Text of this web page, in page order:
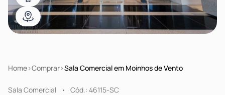
Home Comprar Sala Comercial em Moinhos de Vento
Sala Comercial Cód.: 46115-SC